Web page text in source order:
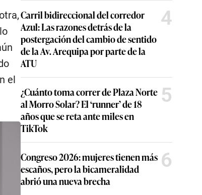
el
Carril bidireccional del corredor
Azul: Las razones detrás de la
postergación del cambio de sentido
de la Av. Arequipa por parte de la
ATU
4
¿Cuánto toma correr de Plaza Norte
al Morro Solar? El ‘runner’ de 18
años que se reta ante miles en
TikTok
5
Congreso 2026: mujeres tienen más
escaños, pero la bicameralidad
abrió una nueva brecha
6